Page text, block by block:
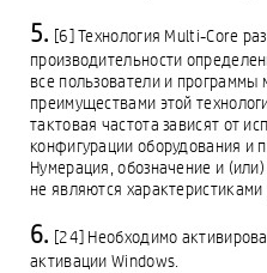
[6] Технология Multi-Core
производительности
все пользователи и программы
преимуществами этой
тактовая частота зависят от
конфигурации оборудования и
Нумерация, обозначение и
не являются
[24] Необходимо
активации Windows.